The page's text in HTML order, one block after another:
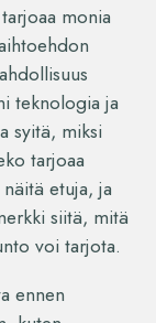
monia
teknologia ja
syitä, miksi
tarjoaa
etuja, ja
siitä, mitä
voi tarjota.
ennen